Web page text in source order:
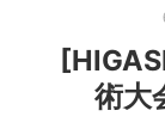
術大